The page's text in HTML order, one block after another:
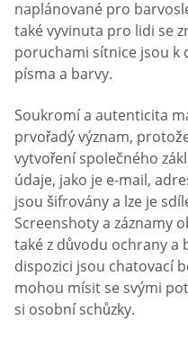
naplánované pro
také vyvinuta pro lidi se
poruchami sítnice jsou k
písma a barvy.
Soukromí a autenticita
prvořadý význam,
vytvoření společného
údaje, jako je e-mail,
jsou šifrovány a lze je
Screenshoty a záznamy
také z důvodu ochrany a
dispozici jsou chatovací
mohou mísit se svými
si osobní schůzky.